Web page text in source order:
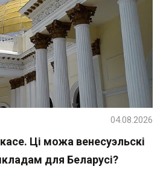
Ці можа венесуэльскі
для Беларусі?
04.08.2026